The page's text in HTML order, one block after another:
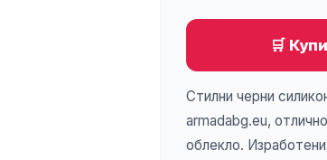
🛒
Стилни черни
armadabg.eu,
облекло.